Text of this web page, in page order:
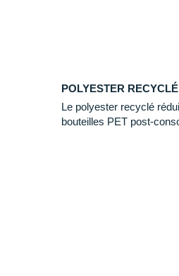
POLYESTER RECYCLÉ
Le polyester recyclé
bouteilles PET post-